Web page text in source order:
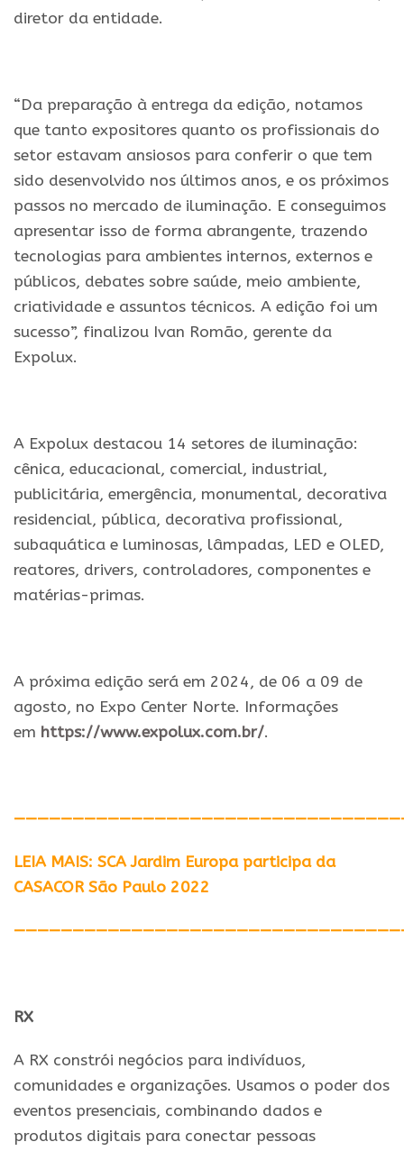
diretor da entidade.
“Da preparação à entrega da edição, notamos
que tanto expositores quanto os profissionais do
setor estavam ansiosos para conferir o que tem
sido desenvolvido nos últimos anos, e os próximos
passos no mercado de iluminação. E conseguimos
apresentar isso de forma abrangente, trazendo
tecnologias para ambientes internos, externos e
públicos, debates sobre saúde, meio ambiente,
criatividade e assuntos técnicos. A edição foi um
sucesso”, finalizou Ivan Romão, gerente da
Expolux.
A Expolux destacou 14 setores de iluminação:
cênica, educacional, comercial, industrial,
publicitária, emergência, monumental, decorativa
residencial, pública, decorativa profissional,
subaquática e luminosas, lâmpadas, LED e OLED,
reatores, drivers, controladores, componentes e
matérias-primas.
A próxima edição será em 2024, de 06 a 09 de
agosto, no Expo Center Norte. Informações
em https://www.expolux.com.br/.
LEIA MAIS: SCA Jardim Europa participa da
CASACOR São Paulo 2022
RX
A RX constrói negócios para indivíduos,
comunidades e organizações. Usamos o poder dos
eventos presenciais, combinando dados e
produtos digitais para conectar pessoas